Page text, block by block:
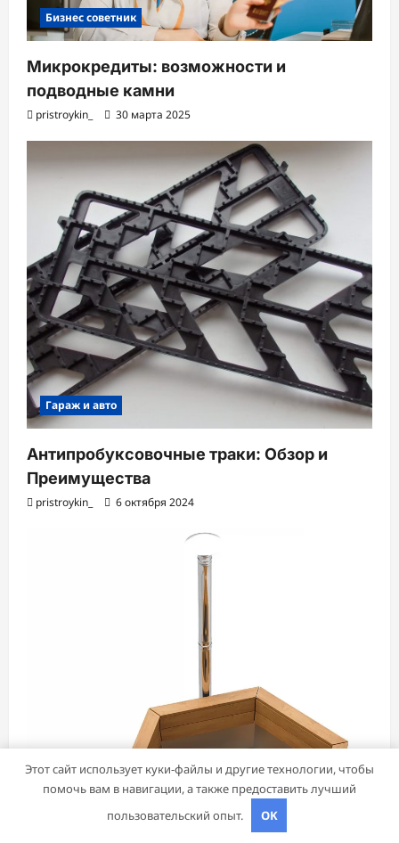
Бизнес советник
Микрокредиты: возможности и
подводные камни
pristroykin_ 30 марта 2025
Гараж и авто
Антипробуксовочные траки: Обзор и
Преимущества
pristroykin_ 6 октября 2024
Этот сайт использует куки-файлы и другие технологии, чтобы
помочь вам в навигации, а также предоставить лучший
пользовательский опыт.
OK